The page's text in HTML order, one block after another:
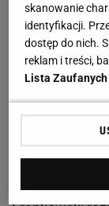
sześć
rywalem. 280.
karierze dla
tygodnie temu
pracodawcą.
Sebastian
Stambułu.
skanowanie
identyfikacji.
dostęp do nich.
reklam i treści,
Lista